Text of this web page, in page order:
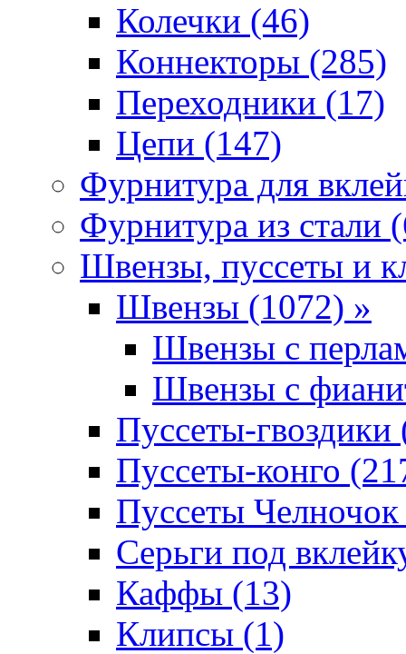
Колечки (46)
Коннекторы (285)
Переходники (17)
Цепи (147)
Фурнитура для
Фурнитура из стали
Швензы, пуссеты и
Швензы (1072) »
Швензы с
Швензы с
Пуссеты-гвоздики
Пуссеты-конго
Пуссеты
Серьги под
Каффы (13)
Клипсы (1)